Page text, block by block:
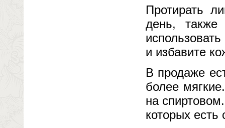
Протирать
день,
и избавите
В продаже
более
на
которых